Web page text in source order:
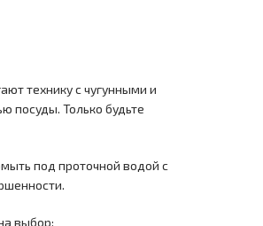
технику с чугунными и
посуды. Только будьте
под проточной водой с
выбор: